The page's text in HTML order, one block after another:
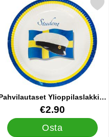
suosikiksi
Ylioppilaslakki &
Ruotsin Lippu
Tuote.nro 34703
€2.90
Osta
pahvilautaset